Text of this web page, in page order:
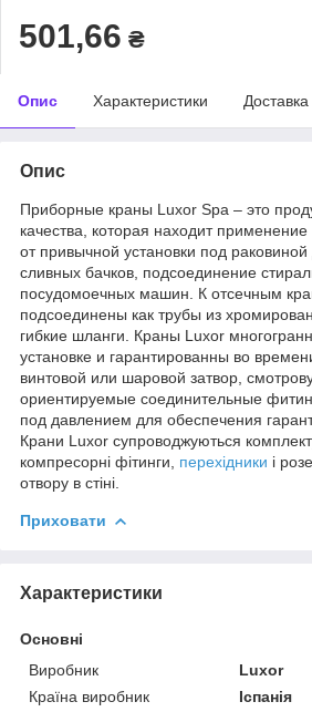
501,66 ₴
Опис Характеристики Доставка
Опис
Приборные краны Luxor Spa – это
качества, которая находит
от привычной установки под
сливных бачков, подсоединение
посудомоечных машин. К отсечным
подсоединены как трубы из
гибкие шланги. Краны Luxor
установке и гарантированны во
винтовой или шаровой затвор,
ориентируемые соединительные
под давлением для обеспечения
Крани Luxor супроводжуються
компресорні фітинги, перехідники і
отвору в стіні.
Приховати
Характеристики
Основні
Виробник
Luxor
Країна виробник
Іспанія